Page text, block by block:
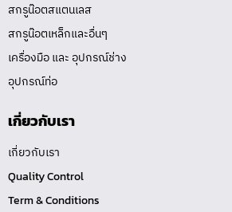
สกรูน๊อตสแตนเลส
สกรูน๊อตเหล็กและอื่นๆ
เครื่องมือ และ อุปกรณ์ช่าง
อุปกรณ์ท่อ
เกี่ยวกับเรา
เกี่ยวกับเรา
Quality Control
Term & Conditions